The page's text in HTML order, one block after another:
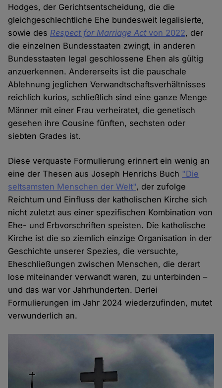
Hodges, der Gerichtsentscheidung, die die
gleichgeschlechtliche Ehe bundesweit legalisierte,
sowie des Respect for Marriage Actvon 2022, der
die einzelnen Bundesstaaten zwingt, in anderen
Bundesstaaten legal geschlossene Ehen als gültig
anzuerkennen. Andererseits ist die pauschale
Ablehnung jeglichen Verwandtschaftsverhältnisses
reichlich kurios, schließlich sind eine ganze Menge
Männer mit einer Frau verheiratet, die genetisch
gesehen ihre Cousine fünften, sechsten oder
siebten Grades ist.
Diese verquaste Formulierung erinnert ein wenig an
eine der Thesen aus Joseph Henrichs Buch "Die
seltsamsten Menschen der Welt", der zufolge
Reichtum und Einfluss der katholischen Kirche sich
nicht zuletzt aus einer spezifischen Kombination von
Ehe- und Erbvorschriften speisten. Die katholische
Kirche ist die so ziemlich einzige Organisation in der
Geschichte unserer Spezies, die versuchte,
Eheschließungen zwischen Menschen, die derart
lose miteinander verwandt waren, zu unterbinden –
und das war vor Jahrhunderten. Derlei
Formulierungen im Jahr 2024 wiederzufinden, mutet
verwunderlich an.